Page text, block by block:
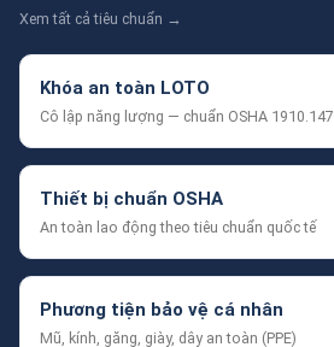
Xem tất cả tiêu chuẩn →
Khóa an toàn LOTO
Cô lập năng lượng — chuẩn OSHA 1910.147
Thiết bị chuẩn OSHA
An toàn lao động theo tiêu chuẩn quốc tế
Phương tiện bảo vệ cá nhân
Mũ, kính, găng, giày, dây an toàn (PPE)